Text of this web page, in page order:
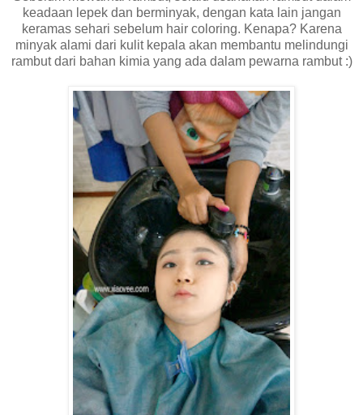
keadaan lepek dan berminyak, dengan kata lain jangan
keramas sehari sebelum hair coloring. Kenapa? Karena
minyak alami dari kulit kepala akan membantu melindungi
rambut dari bahan kimia yang ada dalam pewarna rambut :)